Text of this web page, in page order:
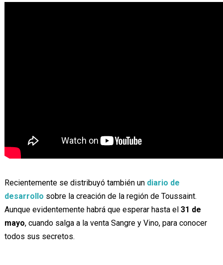
Recientemente se distribuyó también un diario de
desarrollo sobre la creación de la región de Toussaint.
Aunque evidentemente habrá que esperar hasta el31 de
mayo, cuando salga a la venta Sangre y Vino, para conocer
todos sus secretos.